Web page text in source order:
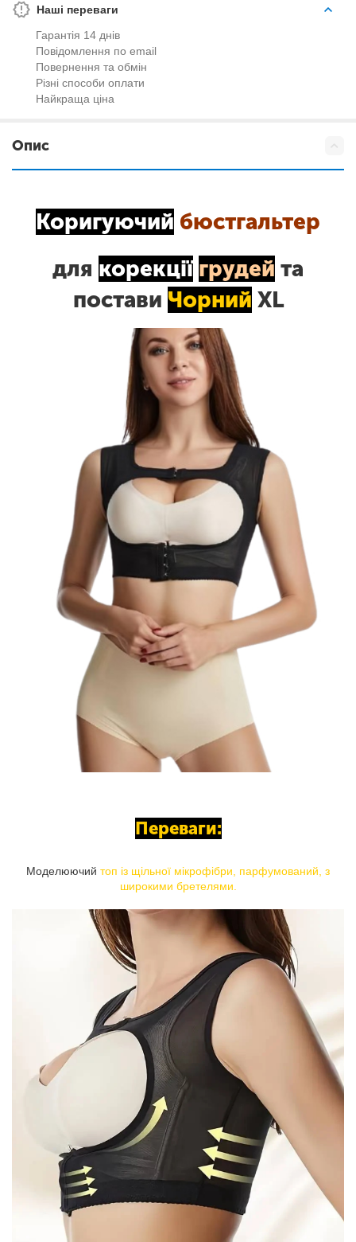
Наші переваги
Гарантія 14 днів
Повідомлення по email
Повернення та обмін
Різні способи оплати
Найкраща ціна
Опис
Коригуючий бюстгальтер
для корекції грудей та
постави Чорний ХL
Переваги:
Моделюючий топ із щільної мікрофібри, парфумований, з
широкими бретелями.